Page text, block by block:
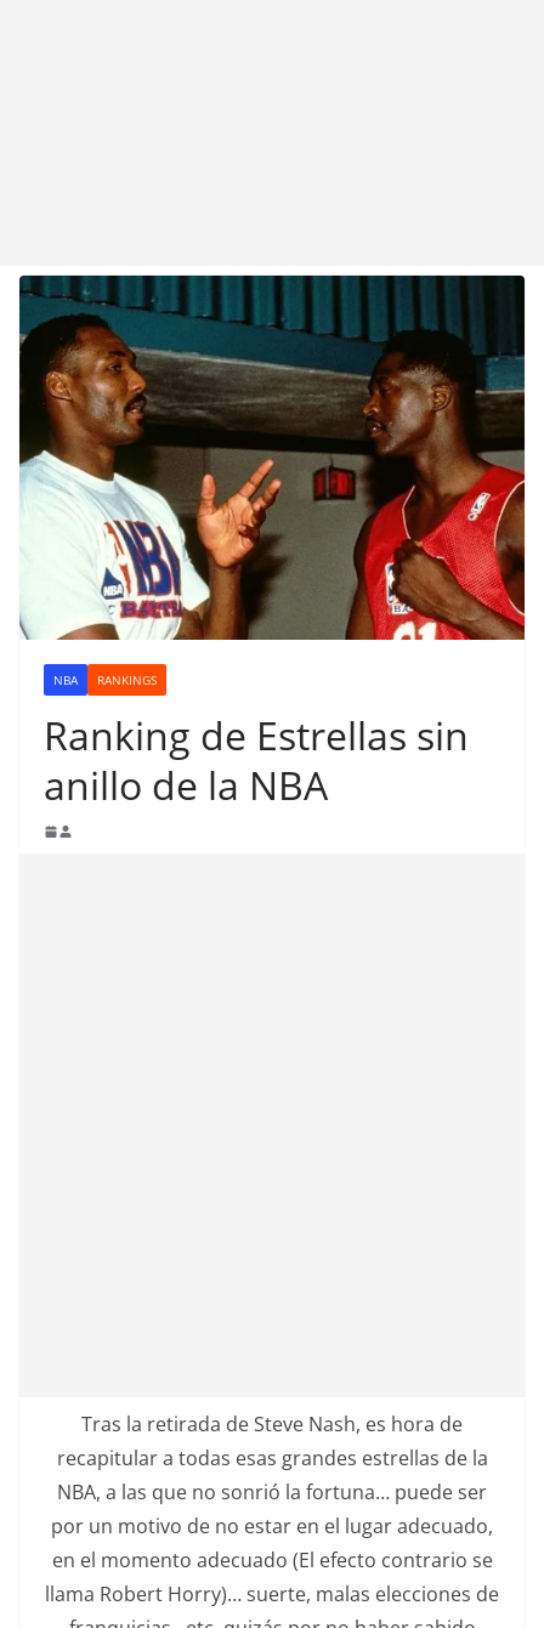
NBA RANKINGS
Ranking de Estrellas sin
anillo de la NBA
Tras la retirada de Steve Nash, es hora de
recapitular a todas esas grandes estrellas de la
NBA, a las que no sonrió la fortuna… puede ser
por un motivo de no estar en el lugar adecuado,
en el momento adecuado (El efecto contrario se
llama Robert Horry)… suerte, malas elecciones de